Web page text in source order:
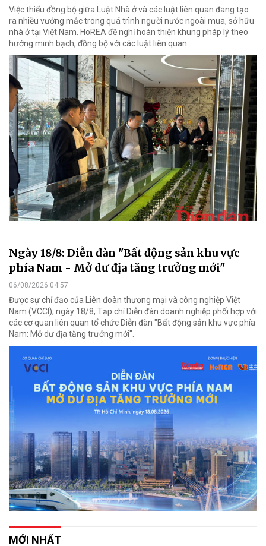
Việc thiếu đồng bộ giữa Luật Nhà ở và các luật liên quan đang tạo
ra nhiều vướng mắc trong quá trình người nước ngoài mua, sở hữu
nhà ở tại Việt Nam. HoREA đề nghị hoàn thiện khung pháp lý theo
hướng minh bạch, đồng bộ với các luật liên quan.
Ngày 18/8: Diễn đàn "Bất động sản khu vực
phía Nam - Mở dư địa tăng trưởng mới"
06/08/2026 04:57
Được sự chỉ đạo của Liên đoàn thương mại và công nghiệp Việt
Nam (VCCI), ngày 18/8, Tạp chí Diễn đàn doanh nghiệp phối hợp với
các cơ quan liên quan tổ chức Diễn đàn "Bất động sản khu vực phía
Nam: Mở dư địa tăng trưởng mới".
MỚI NHẤT